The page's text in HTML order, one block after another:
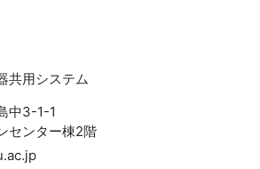
共用システム
中3-1-1
センター棟2階